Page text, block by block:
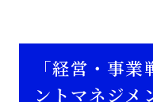
「経営・事
ントマネジメ